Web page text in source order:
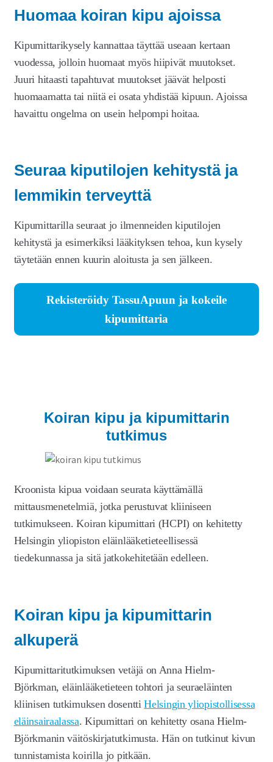
Huomaa koiran kipu ajoissa
Kipumittarikysely kannattaa täyttää useaan kertaan
vuodessa, jolloin huomaat myös hiipivät muutokset.
Juuri hitaasti tapahtuvat muutokset jäävät helposti
huomaamatta tai niitä ei osata yhdistää kipuun. Ajoissa
havaittu ongelma on usein helpompi hoitaa.
Seuraa kiputilojen kehitystä ja
lemmikin terveyttä
Kipumittarilla seuraat jo ilmenneiden kiputilojen
kehitystä ja esimerkiksi lääkityksen tehoa, kun kysely
täytetään ennen kuurin aloitusta ja sen jälkeen.
Rekisteröidy TassuApuun ja kokeile
kipumittaria
Koiran kipu ja kipumittarin
tutkimus
Kroonista kipua voidaan seurata käyttämällä
mittausmenetelmiä, jotka perustuvat kliiniseen
tutkimukseen. Koiran kipumittari (HCPI) on kehitetty
Helsingin yliopiston eläinlääketieteellisessä
tiedekunnassa ja sitä jatkokehitetään edelleen.
Koiran kipu ja kipumittarin
alkuperä
Kipumittaritutkimuksen vetäjä on Anna Hielm-
Björkman, eläinlääketieteen tohtori ja seuraeläinten
kliinisen tutkimuksen dosenttiHelsingin yliopistollisessa
eläinsairaalassa. Kipumittari on kehitetty osana Hielm-
Björkmanin väitöskirjatutkimusta. Hän on tutkinut kivun
tunnistamista koirilla jo pitkään.